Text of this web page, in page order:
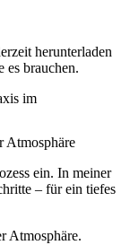
herunterladen
es brauchen.
Atmosphäre
ein. In meiner
– für ein tiefes
Atmosphäre.